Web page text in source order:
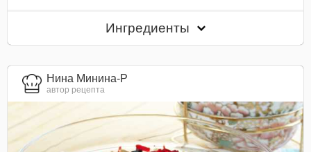
Ингредиенты
Нина Минина-Р
автор рецепта